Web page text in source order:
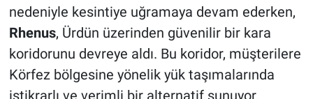
nedeniyle kesintiye uğramaya devam ederken,
Rhenus, Ürdün üzerinden güvenilir bir kara
koridorunu devreye aldı. Bu koridor, müşterilere
Körfez bölgesine yönelik yük taşımalarında
istikrarlı ve verimli bir alternatif sunuyor.